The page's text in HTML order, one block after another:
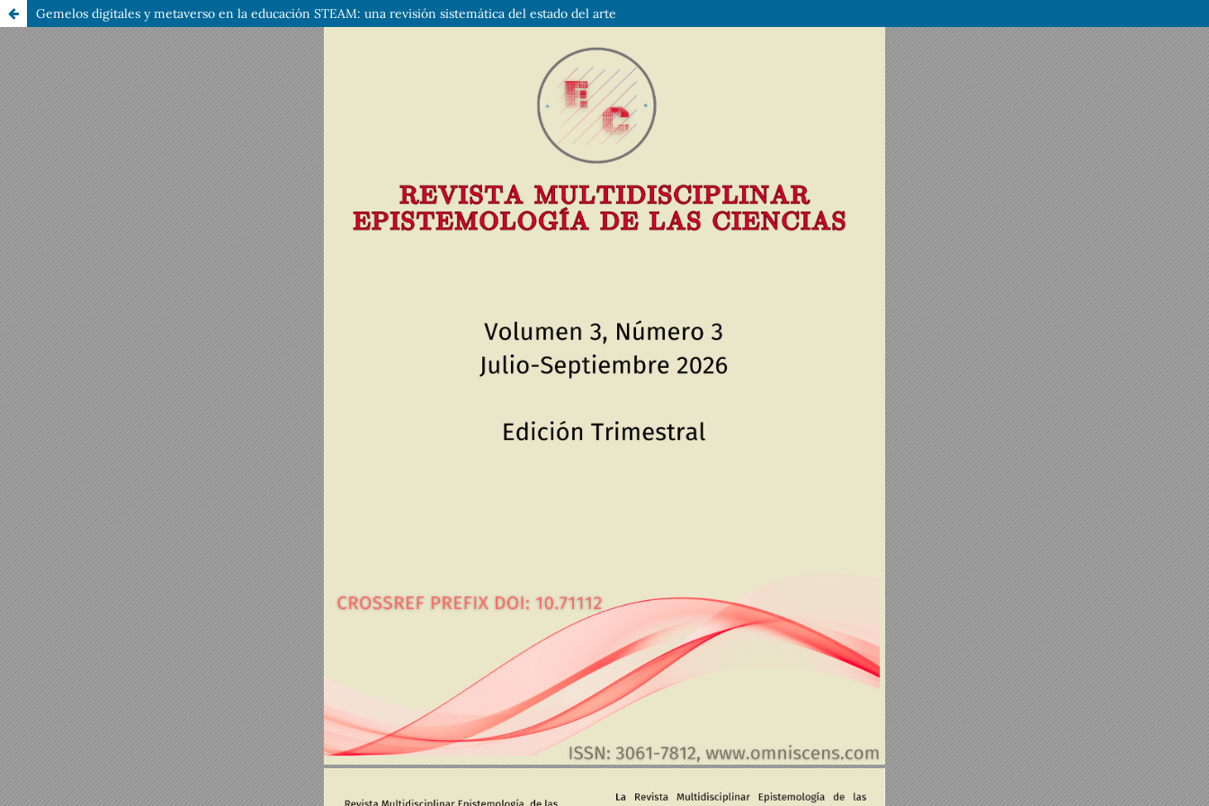
Gemelos digitales y metaverso en la educación STEAM: una revisión sistemática del estado del arte